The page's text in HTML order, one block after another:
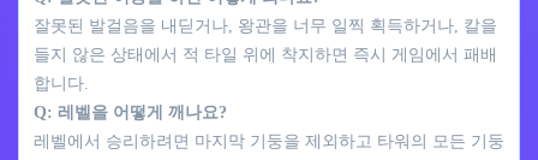
잘못된 발걸음을 내딛거나, 왕관을 너무 일찍 획득하거나, 칼을
들지 않은 상태에서 적 타일 위에 착지하면 즉시 게임에서 패배
합니다.
Q: 레벨을 어떻게 깨나요?
레벨에서 승리하려면 마지막 기둥을 제외하고 타워의 모든 기둥